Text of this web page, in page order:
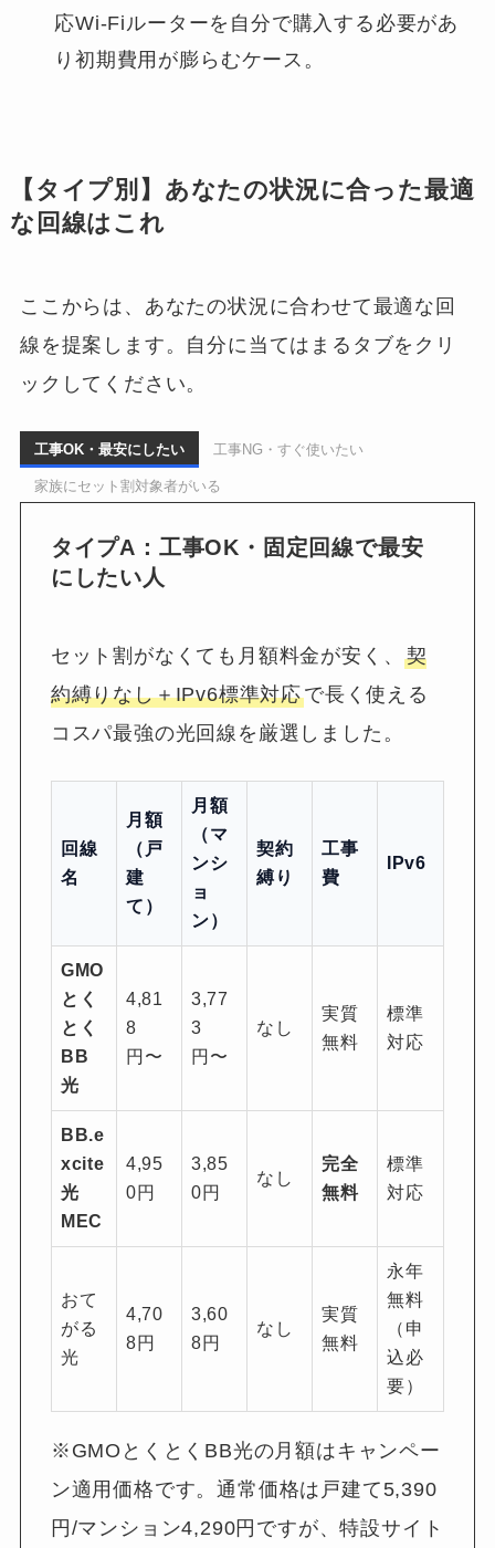
応Wi-Fiルーターを自分で購入する必要があ
り初期費用が膨らむケース。
【タイプ別】あなたの状況に合った最適
な回線はこれ
ここからは、あなたの状況に合わせて最適な回
線を提案します。自分に当てはまるタブをクリ
ックしてください。
工事OK・最安にしたい 工事NG・すぐ使いたい
家族にセット割対象者がいる
タイプA：工事OK・固定回線で最安
にしたい人
セット割がなくても月額料金が安く、 契
約縛りなし＋IPv6標準対応で長く使える
コスパ最強の光回線を厳選しました。
回線
名
月額
（戸
建
て）
月額
（マ
ンシ
ョ
ン）
契約
縛り
工事
費
IPv6
GMO
とく
とく
BB
光
4,81
8
円〜
3,77
3
円〜
なし
実質
無料
標準
対応
BB.e
xcite
光
MEC
4,95
0円
3,85
0円
なし
完全
無料
標準
対応
おて
がる
光
4,70
8円
3,60
8円
なし
実質
無料
永年
無料
（申
込必
要）
※GMOとくとくBB光の月額はキャンペー
ン適用価格です。通常価格は戸建て5,390
円/マンション4,290円ですが、特設サイト